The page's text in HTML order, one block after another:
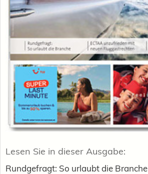
Lesen Sie in dieser Ausgabe:
Rundgefragt: So urlaubt die Branche